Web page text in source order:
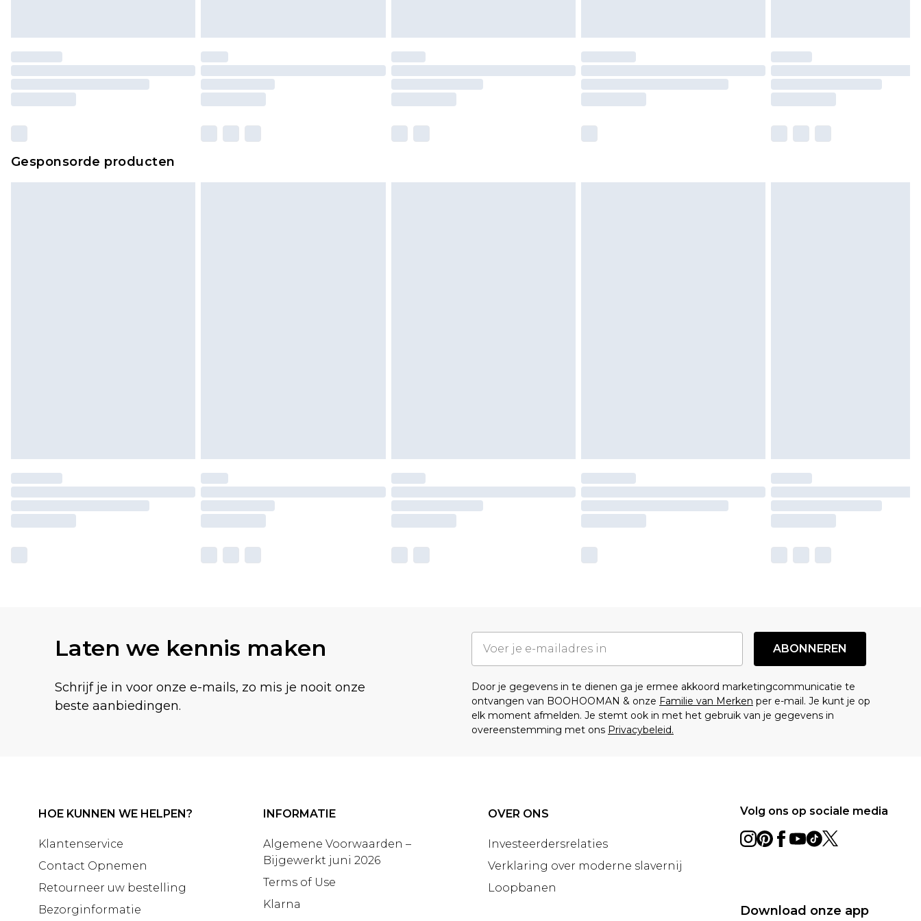
Gesponsorde producten
Laten we kennis maken
Schrijf je in voor onze e-mails, zo mis je nooit onze
beste aanbiedingen.
ABONNEREN
Door je gegevens in te dienen ga je ermee akkoord marketingcommunicatie te
ontvangen van BOOHOOMAN & onze Familie van Merken per e-mail. Je kunt je op
elk moment afmelden. Je stemt ook in met het gebruik van je gegevens in
overeenstemming met ons Privacybeleid.
HOE KUNNEN WE HELPEN?
Klantenservice
Contact Opnemen
Retourneer uw bestelling
Bezorginformatie
INFORMATIE
Algemene Voorwaarden –
Bijgewerkt juni 2026
Terms of Use
Klarna
OVER ONS
Investeerdersrelaties
Verklaring over moderne slavernij
Loopbanen
Volg ons op sociale media
Download onze app